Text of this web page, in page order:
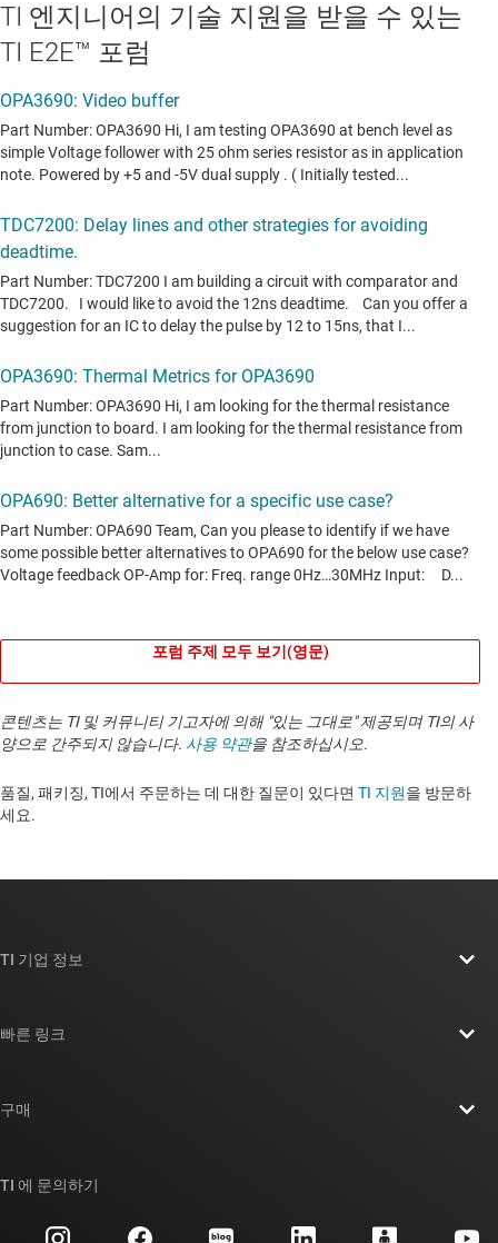
TI 엔지니어의 기술 지원을 받을 수 있는
TI E2E™ 포럼
포럼 주제 모두 보기(영문)
콘텐츠는 TI 및 커뮤니티 기고자에 의해 "있는 그대로" 제공되며 TI의 사
양으로 간주되지 않습니다. 사용 약관을 참조하십시오.
품질, 패키징, TI에서 주문하는 데 대한 질문이 있다면 TI 지원을 방문하
세요. ​​​​​​​​​​​​​​
TI 기업 정보
빠른 링크
대체품 검색
고객 지원 센터
구매
TI 에 문의하기